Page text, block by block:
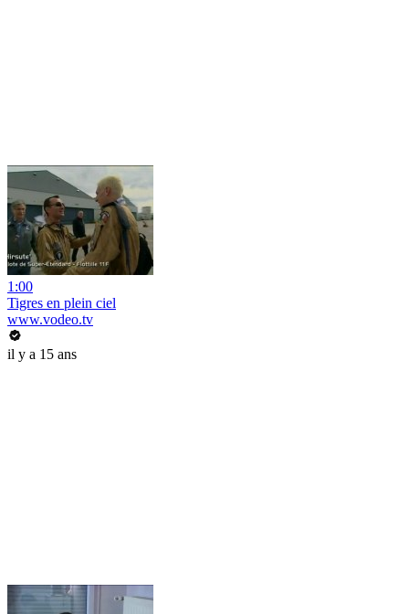
1:00
Tigres en plein ciel
www.vodeo.tv
il y a 15 ans